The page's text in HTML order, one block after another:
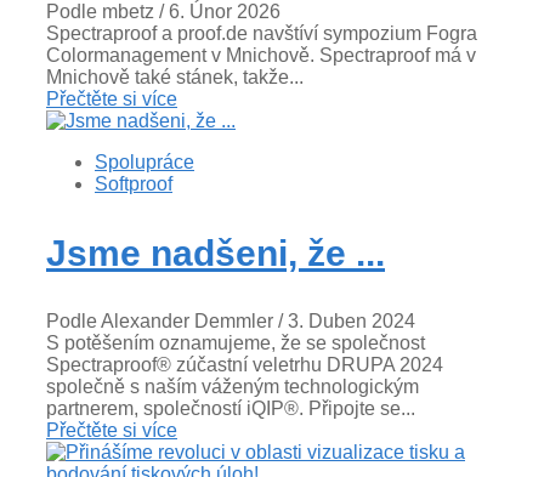
Podle mbetz / 6. Únor 2026
Spectraproof a proof.de navštíví sympozium Fogra
Colormanagement v Mnichově. Spectraproof má v
Mnichově také stánek, takže...
Přečtěte si více
Spolupráce
Softproof
Jsme nadšeni, že ...
Podle Alexander Demmler / 3. Duben 2024
S potěšením oznamujeme, že se společnost
Spectraproof® zúčastní veletrhu DRUPA 2024
společně s naším váženým technologickým
partnerem, společností iQIP®. Připojte se...
Přečtěte si více